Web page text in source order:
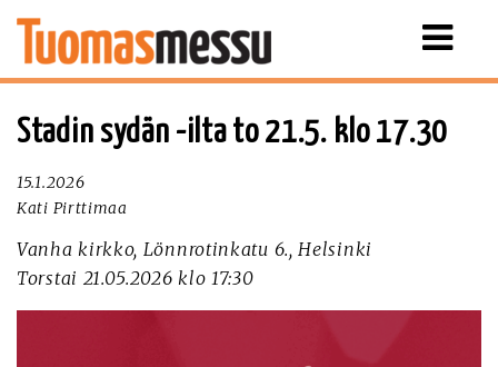
Näytä
Stadin sydän -ilta to 21.5. klo 17.30
15.1.2026
Kati Pirttimaa
Vanha kirkko, Lönnrotinkatu 6., Helsinki
Torstai 21.05.2026 klo 17:30